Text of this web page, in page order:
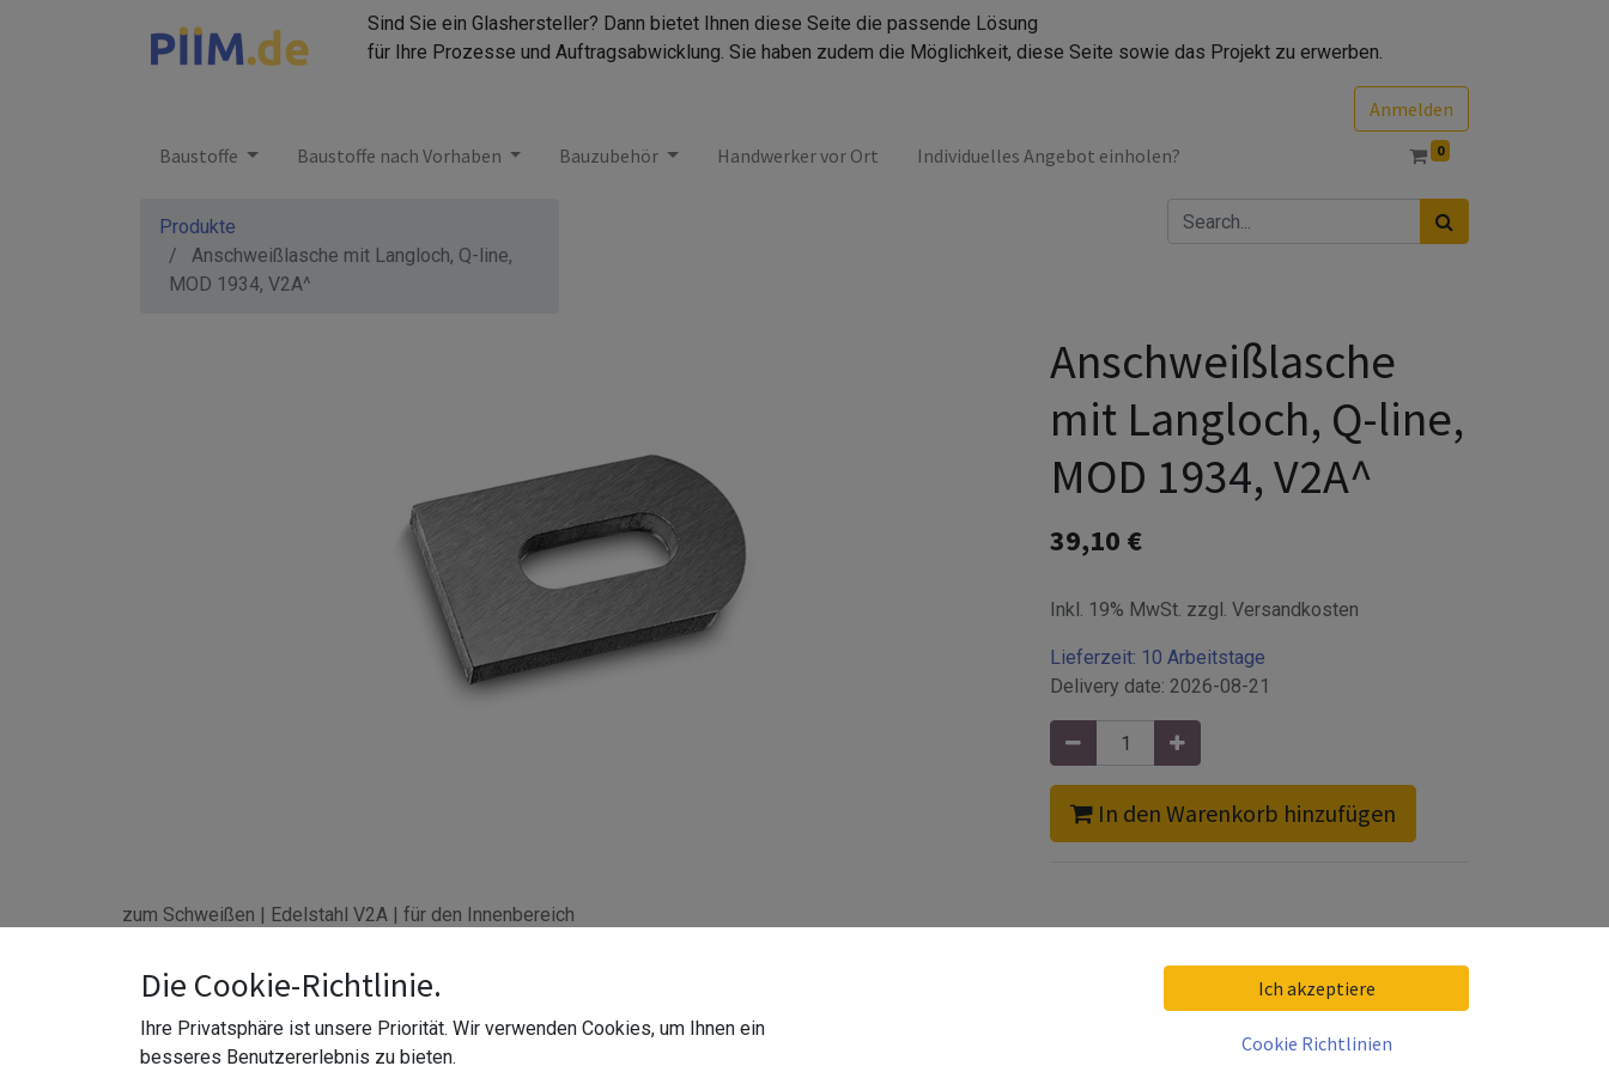
Sind Sie ein Glashersteller? Dann bietet Ihnen diese Seite die passende Lösung
für Ihre Prozesse und Auftragsabwicklung. Sie haben zudem die Möglichkeit, diese Seite sowie das Projekt zu erwerben.
Anmelden
Baustoffe
Baustoffe nach Vorhaben Bauzubehör Handwerker vor Ort Individuelles Angebot einholen? 0
Produkte
Anschweißlasche mit Langloch, Q-line,
MOD 1934, V2A^
Anschweißlasche
mit Langloch, Q-line,
MOD 1934, V2A^
39,10 €
Inkl. 19% MwSt. zzgl. Versandkosten
Lieferzeit: 10 Arbeitstage
Delivery date: 2026-08-21
In den Warenkorb hinzufügen
zum Schweißen | Edelstahl V2A | für den Innenbereich
Z-Größe :30 mm Breite
Z-Material:Edelstahl 304 (V2A)
Die Cookie-Richtlinie.
Ihre Privatsphäre ist unsere Priorität. Wir verwenden Cookies, um Ihnen ein
besseres Benutzererlebnis zu bieten.
Ich akzeptiere
Cookie Richtlinien